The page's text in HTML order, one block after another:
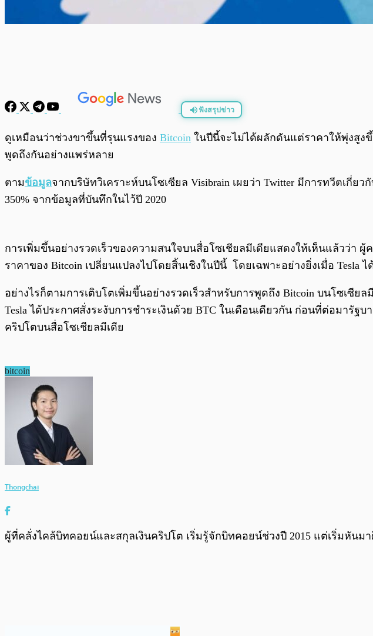
ฟังสรุปข่าว
พร้อมเล่น
ดูเหมือนว่าช่วงขาขึ้นที่รุนแรงของ Bitcoin ในปีนี้จะไม่ได้ผลักดันแต่ราคาให้พุ่งสูงขึ้
พูดถึงกันอย่างแพร่หลาย
ตามข้อมูลจากบริษัทวิเคราะห์บนโซเซียล Visibrain เผยว่า Twitter มีการทวีตเกี่ย
350% จากข้อมูลที่บันทึกในไว้ปี 2020
การเพิ่มขึ้นอย่างรวดเร็วของความสนใจบนสื่อโซเชียลมีเดียแสดงให้เห็นแล้วว่า ผู้
ราคาของ Bitcoin เปลี่ยนแปลงไปโดยสิ้นเชิงในปีนี้ โดยเฉพาะอย่างยิ่งเมื่อ Tesla
อย่างไรก็ตามการเติบโตเพิ่มขึ้นอย่างรวดเร็วสำหรับการพูดถึง Bitcoin บนโซเซีย
Tesla ได้ประกาศสั่งระงับการชำระเงินด้วย BTC ในเดือนเดียวกัน ก่อนที่ต่อมา
คริปโตบนสื่อโซเชียลมีเดีย
bitcoin
Thongchai
ผู้ที่คลั่งไคล้บิทคอยน์และสกุลเงินคริปโต เริ่มรู้จักบิทคอยน์ช่วงปี 2015 แต่เริ่มหันม